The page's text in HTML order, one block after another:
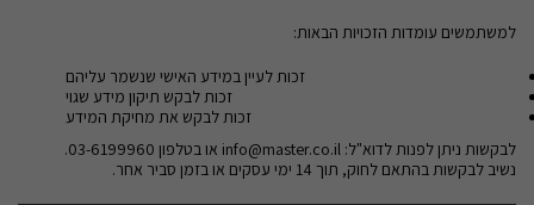
למשתמשים עומדות הזכויות הבאות:
זכות לעיין במידע האישי שנשמר עליהם
זכות לבקש תיקון מידע שגוי
זכות לבקש את מחיקת המידע
לבקשות ניתן לפנות לדוא"ל: info@master.co.il או בטלפון 03-6199960.
נשיב לבקשות בהתאם לחוק, תוך 14 ימי עסקים או בזמן סביר אחר.